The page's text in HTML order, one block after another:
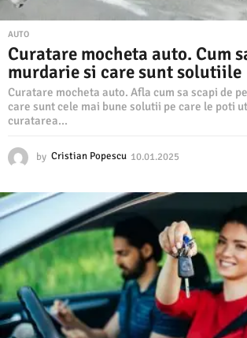
AUTO
Curatare mocheta auto. Cum
murdarie si care sunt solutiile
Curatare mocheta auto. Afla cum sa scapi de
care sunt cele mai bune solutii pe care le poti
curatarea...
by Cristian Popescu 10.01.2025
.
2
0
2
5